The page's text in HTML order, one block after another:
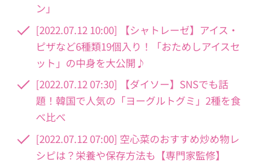
ン」
[2022.07.12 10:00] 【シャトレーゼ】アイス・
ピザなど6種類19個入り！「おためしアイスセ
ット」の中身を大公開♪
[2022.07.12 07:30] 【ダイソー】SNSでも話
題！韓国で人気の「ヨーグルトグミ」2種を食
べ比べ
[2022.07.12 07:00] 空心菜のおすすめ炒め物レ
シピは？栄養や保存方法も【専門家監修】